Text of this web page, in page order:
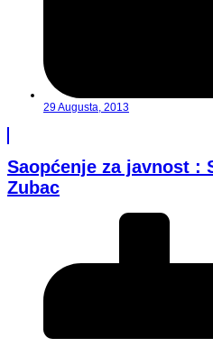
29 Augusta, 2013
Saopćenje za javnost :
Zubac